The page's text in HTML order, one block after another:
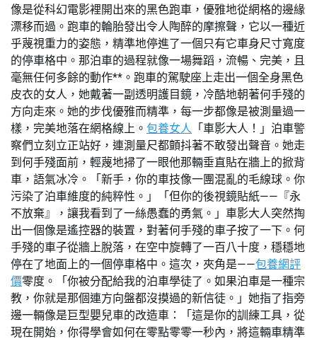
像是從科幻電影裡開出來的黑色跑車，優雅地從網格的邊緣
漂移而過。跑車的輪胎發出令人陶醉的摩擦聲，它以一種近
乎蔑視重力的姿態，精準地停進了一個只有它車身尺寸寬度
的停車格中。那泊車的過程就像一場舞蹈，流暢、完美，且
毫無任何多餘的動作**。跑車的駕駛座上走出一個全身黑色
皮衣的女人，她戴著一副透明護目鏡，冷酷地朝著何手殘的
方向走來。她的步伐優雅而精準，每一步都像是被測量過一
樣，完美地落在網格線上。 包養女人
「車影大人！」泊車警
察們立刻立正站好，連測量尺都顫抖著不敢發出聲音。她走
到何手殘面前，輕蔑地掃了一眼他那輛垂直貼在牆上的掀背
車，語氣冰冷。「新手，你的車技像一團混亂的毛線球。你
污染了泊車維度的純粹性。」「但你的後視鏡貼紙——『永
不放棄』，讓我看到了一絲愚蠢的勇氣。」車影大人突然掏
出一個像是遙控器的裝置，對著何手殘的車子按了一下。何
手殘的車子從牆上脫落，在空中旋轉了一百八十度，穩穩地
停在了地面上的一個停車格中。這次，夾角是——包養網評
價零度。「你被分配給我的泊車學徒了。如果泊車是一種宗
教，你就是那個連方向盤都沒摸過的新信徒。」她指了指旁
邊一輛像是巨型嬰兒車的改造車：「這是你的訓練工具，從
現在開始，你得學會如何在零點零零一秒內，將這輛車精準